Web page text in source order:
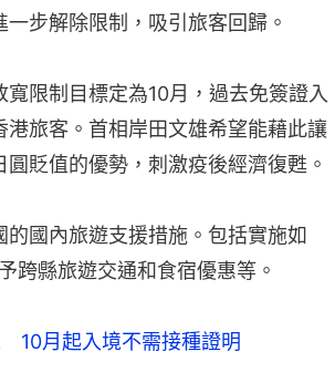
步解除限制，吸引旅客回歸。
限制目標定為10月，過去免簽證入
旅客。首相岸田文雄希望能藉此讓
貶值的優勢，刺激疫後經濟復甦。
國內旅遊支援措施。包括實施如
跨縣旅遊交通和食宿優惠等。
10月起入境不需接種證明